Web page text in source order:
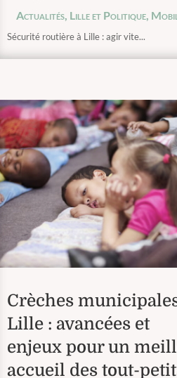
Actualités, Lille et Politique,
Sécurité routière à Lille : agir vite...
Crèches
Lille : avancées et
enjeux pour un
accueil des tout-